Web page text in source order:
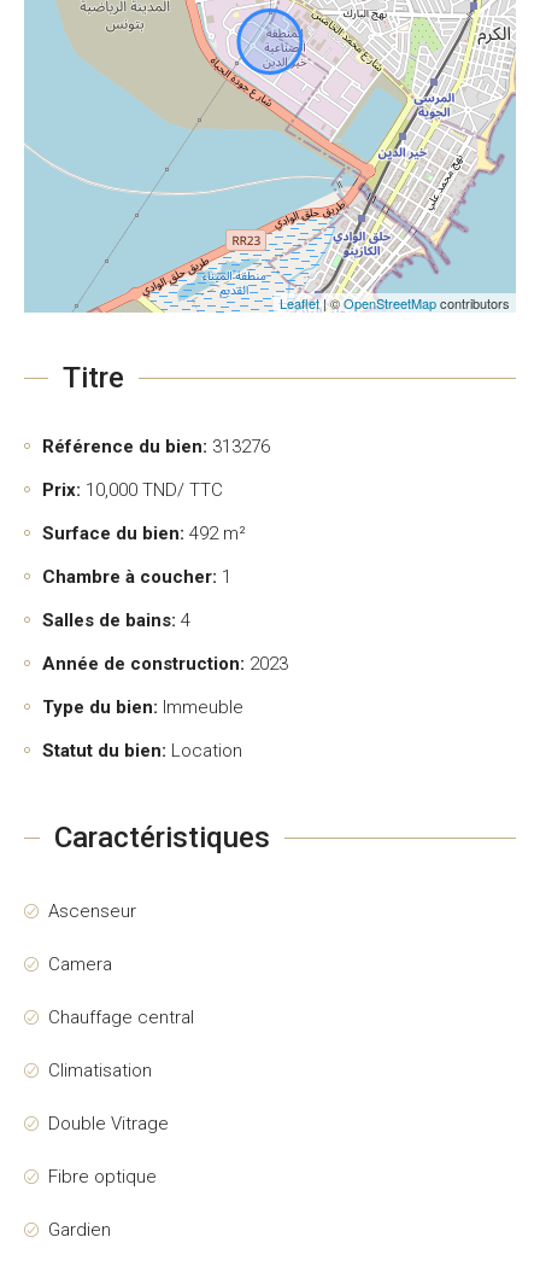
Leaflet| ©OpenStreetMapcontributors
Titre
Référence du bien: 313276
Prix: 10,000 TND/ TTC
Surface du bien: 492 m²
Chambre à coucher: 1
Salles de bains: 4
Année de construction: 2023
Type du bien: Immeuble
Statut du bien: Location
Caractéristiques
Ascenseur
Camera
Chauffage central
Climatisation
Double Vitrage
Fibre optique
Gardien